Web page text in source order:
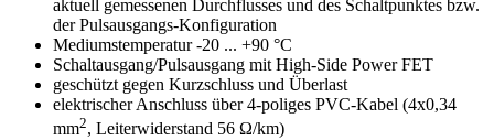
aktuell gemessenen Durchflusses und des Schaltpunktes bzw.
der Pulsausgangs-Konfiguration
Mediumstemperatur -20 ... +90 °C
Schaltausgang/Pulsausgang mit High-Side Power FET
geschützt gegen Kurzschluss und Überlast
elektrischer Anschluss über 4-poliges PVC-Kabel (4x0,34
mm2, Leiterwiderstand 56 Ω/km)